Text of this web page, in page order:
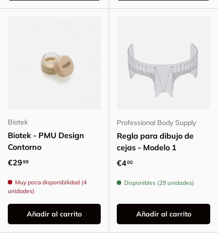
Biotek
Biotek - PMU Design
Contorno
Precio normal
€2999
Muy poca disponibilidad (4
unidades)
Añadir al carrito
Professional Body Supply
Regla para dibujo de
cejas - Modelo 1
Precio normal
€400
Disponibles (29 unidades)
Añadir al carrito